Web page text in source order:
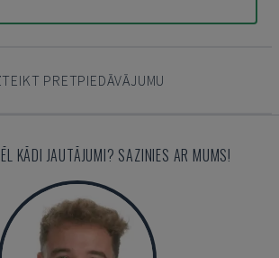
PRETPIEDĀVĀJUMU
KĀDI JAUTĀJUMI? SAZINIES AR MUMS!